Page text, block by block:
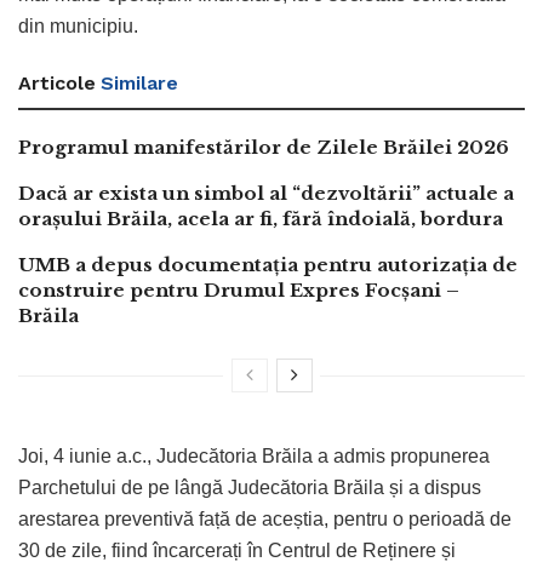
din municipiu.
Articole Similare
Programul manifestărilor de Zilele Brăilei 2026
Dacă ar exista un simbol al “dezvoltării” actuale a
orașului Brăila, acela ar fi, fără îndoială, bordura
UMB a depus documentația pentru autorizația de
construire pentru Drumul Expres Focșani –
Brăila
Joi, 4 iunie a.c., Judecătoria Brăila a admis propunerea
Parchetului de pe lângă Judecătoria Brăila și a dispus
arestarea preventivă față de aceștia, pentru o perioadă de
30 de zile, fiind încarcerați în Centrul de Reținere și